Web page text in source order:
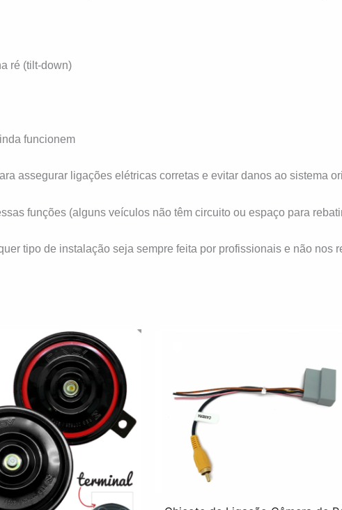
ré (tilt-down)
funcionem
assegurar ligações elétricas corretas e evitar danos ao sistema
funções (alguns veículos não têm circuito ou espaço para
tipo de instalação seja sempre feita por profissionais e não nos